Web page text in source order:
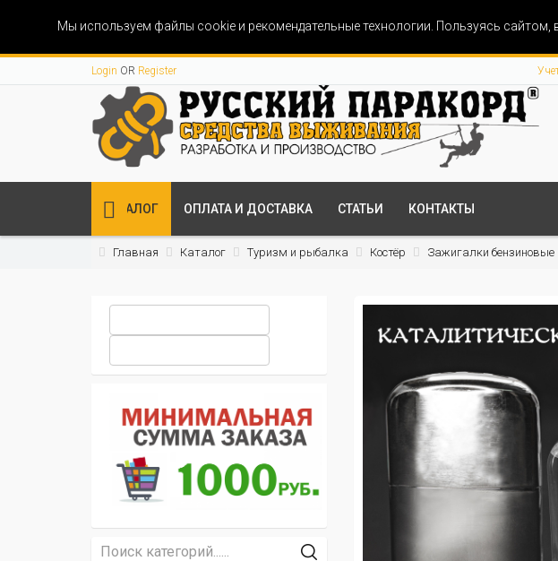
Мы используем файлы cookie и рекомендательные технологии. Пользуясь
Login OR Register
КАТАЛОГ ОПЛАТА И ДОСТАВКА СТАТЬИ КОНТАКТЫ
Главная Каталог Туризм и рыбалка Костёр Зажигалки бензиновые